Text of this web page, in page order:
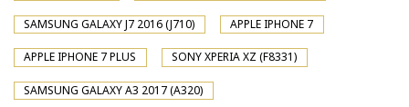
SAMSUNG GALAXY J7 2016 (J710) APPLE IPHONE 7
APPLE IPHONE 7 PLUS SONY XPERIA XZ (F8331)
SAMSUNG GALAXY A3 2017 (A320)